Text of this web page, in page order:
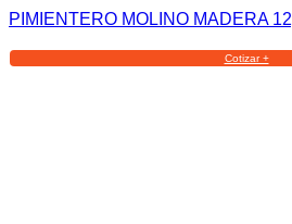
PIMIENTERO MOLINO MADERA
Cotizar +